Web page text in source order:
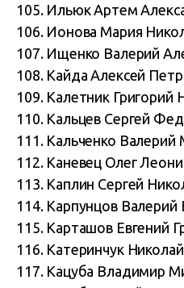
105. Ильюк Артем
106. Ионова Мария
107. Ищенко Валерий
108. Кайда Алексей
109. Калетник Григорий
110. Кальцев Сергей
111. Кальченко Валерий
112. Каневец Олег
113. Каплин Сергей
114. Карпунцов Валерий
115. Карташов Евгений
116. Катеринчук
117. Кацуба Владимир